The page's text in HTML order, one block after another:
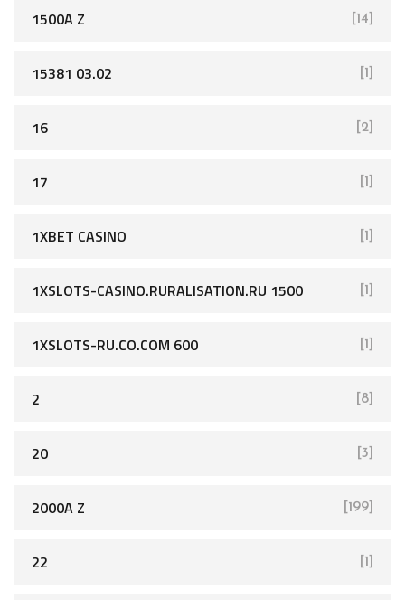
1500A Z [14]
15381 03.02 [1]
16 [2]
17 [1]
1XBET CASINO [1]
1XSLOTS-CASINO.RURALISATION.RU 1500 [1]
1XSLOTS-RU.CO.COM 600 [1]
2 [8]
20 [3]
2000A Z [199]
22 [1]